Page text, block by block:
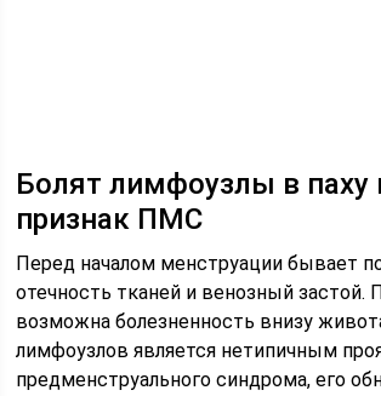
Болят лимфоузлы в паху
признак ПМС
Перед началом менструации бывает
отечность тканей и венозный застой.
возможна болезненность внизу
лимфоузлов является нетипичным
предменструального синдрома, его